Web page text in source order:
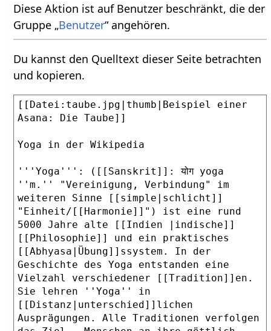
Diese Aktion ist auf Benutzer beschränkt, die der
Gruppe „Benutzer“ angehören.
Du kannst den Quelltext dieser Seite betrachten
und kopieren.